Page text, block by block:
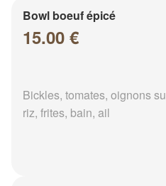
Bowl boeuf épicé
15.00 €
Bickles, tomates, oignons
riz, frites, bain, ail